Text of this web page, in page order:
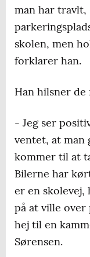
man har travlt,
skolen, men
forklarer han.
Han hilsner
- Jeg ser
ventet, at man
kommer til at
Bilerne har
er en
på at ville over
hej til en
Sørensen.